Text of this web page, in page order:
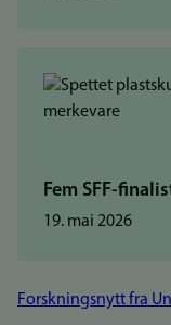
Fem SFF-
19. mai 2026
Forskningsnytt fra